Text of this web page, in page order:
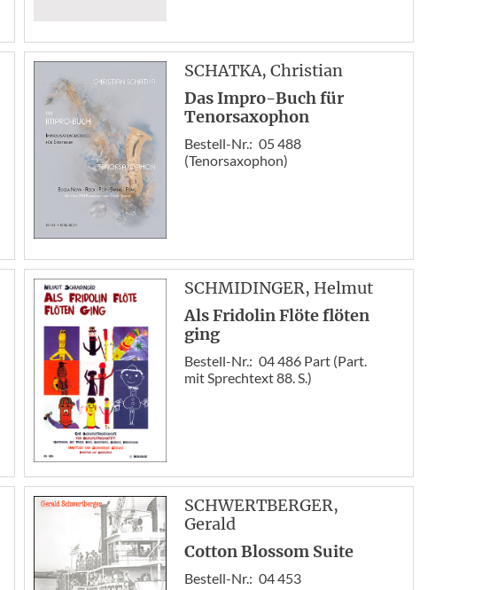
SCHATKA, Christian
Das Impro-Buch für
Tenorsaxophon
Bestell-Nr.: 05 488
(Tenorsaxophon)
SCHMIDINGER, Helmut
Als Fridolin Flöte flöten
ging
Bestell-Nr.: 04 486 Part (Part.
mit Sprechtext 88. S.)
SCHWERTBERGER,
Gerald
Cotton Blossom Suite
Bestell-Nr.: 04 453